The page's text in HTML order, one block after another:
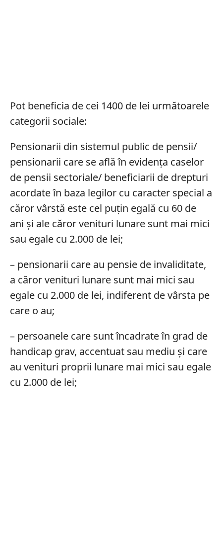
Pot beneficia de cei 1400 de lei următoarele
categorii sociale:
Pensionarii din sistemul public de pensii/
pensionarii care se află în evidența caselor
de pensii sectoriale/ beneficiarii de drepturi
acordate în baza legilor cu caracter special a
căror vârstă este cel puțin egală cu 60 de
ani și ale căror venituri lunare sunt mai mici
sau egale cu 2.000 de lei;
– pensionarii care au pensie de invaliditate,
a căror venituri lunare sunt mai mici sau
egale cu 2.000 de lei, indiferent de vârsta pe
care o au;
– persoanele care sunt încadrate în grad de
handicap grav, accentuat sau mediu și care
au venituri proprii lunare mai mici sau egale
cu 2.000 de lei;